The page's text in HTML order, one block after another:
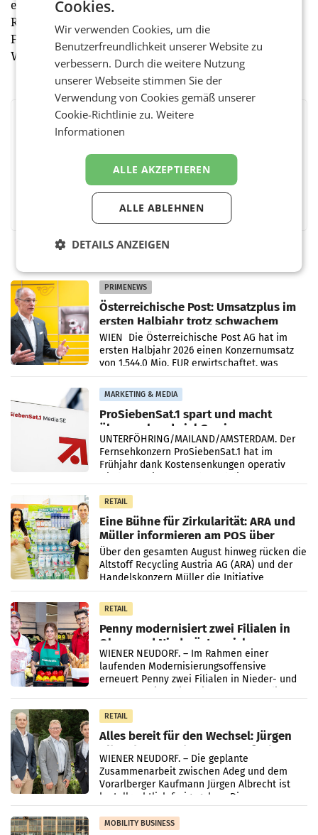
elf Mio. Besuchern zu den grössten europäischen
Reise-Websites. Urlaubsguru kommt heute noch ohne
Fremdkapital aus und befindet sich weiterhin auf
Wachstumskurs.
BEWERTEN SIE DIESEN ARTIKEL
TwitterMessengerWhatsAppLinkedInXING Teilen
PRIMENEWS
Österreichische Post: Umsatzplus im
ersten Halbjahr trotz schwachem
Briefgeschäft
WIEN Die Österreichische Post AG hat im
ersten Halbjahr 2026 einen Konzernumsatz
von 1.544,0 Mio. EUR erwirtschaftet, was
einem Plus von 3,8 Prozent gegenüber dem
Vergleichszeitraum
MARKETING & MEDIA
ProSiebenSat.1 spart und macht
überraschend viel Gewinn
UNTERFÖHRING/MAILAND/AMSTERDAM. Der
Fernsehkonzern ProSiebenSat.1 hat im
Frühjahr dank Kostensenkungen operativ
RETAIL
Eine Bühne für Zirkularität: ARA und
Müller informieren am POS über
Kreislauffähigkeit
Über den gesamten August hinweg rücken die
Altstoff Recycling Austria AG (ARA) und der
Handelskonzern Müller die Initiative
„Kreislauf-Helden“ in allen österreichischen
Müller-Filialen
RETAIL
Penny modernisiert zwei Filialen in
Ober- und Niederösterreich
WIENER NEUDORF. – Im Rahmen einer
laufenden Modernisierungsoffensive
erneuert Penny zwei Filialen in Nieder- und
RETAIL
Alles bereit für den Wechsel: Jürgen
Albrecht setzt ab 1.1.2027 auf Adeg
WIENER NEUDORF. – Die geplante
Zusammenarbeit zwischen Adeg und dem
Vorarlberger Kaufmann Jürgen Albrecht ist
kartellrechtlich freigegeben: Die
Bundeswettbewerbsbehörde und der
Bundeskartellanwalt
MOBILITY BUSINESS
Cookies.
Wir verwenden Cookies, um die
Benutzerfreundlichkeit unserer Website zu
verbessern. Durch die weitere Nutzung
unserer Webseite stimmen Sie der
Verwendung von Cookies gemäß unserer
Cookie-Richtlinie zu.Weitere
Informationen
ALLE AKZEPTIEREN
ALLE ABLEHNEN
DETAILS ANZEIGEN